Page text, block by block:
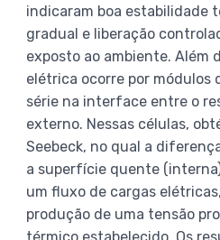
indicaram boa estabilidade
gradual e liberação
exposto ao ambiente. Além
elétrica ocorre por módulos
série na interface entre o
externo. Nessas células,
Seebeck, no qual a
a superfície quente
um fluxo de cargas
produção de uma tensão